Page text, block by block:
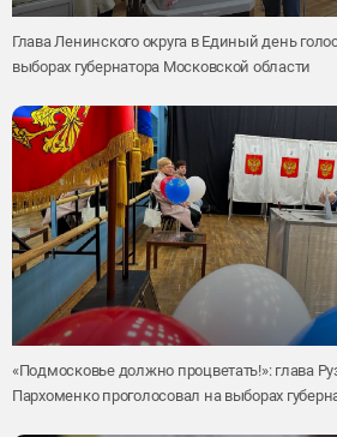
Глава Ленинского округа в Единый день
выборах губернатора Московской области
«Подмосковье должно процветать!»: глава
Пархоменко проголосовал на выборах